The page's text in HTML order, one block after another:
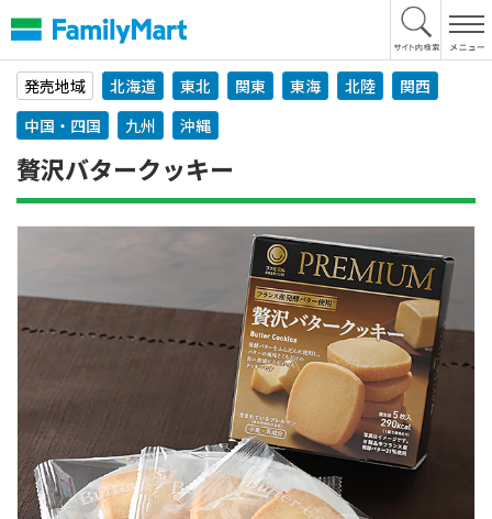
文
へ
発売地域
北海道 東北 関東 東海 北陸
関西
中国・四国
九州 沖縄
贅沢バタークッキー